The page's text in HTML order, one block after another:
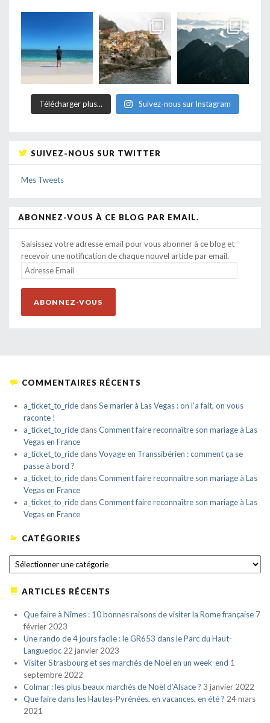
Télécharger plus... Suivez-nous sur Instagram
SUIVEZ-NOUS SUR TWITTER
Mes Tweets
ABONNEZ-VOUS À CE BLOG PAR EMAIL.
Saisissez votre adresse email pour vous abonner à ce blog et
recevoir une notification de chaque nouvel article par email.
ADRESSE
EMAIL
ABONNEZ-VOUS
COMMENTAIRES RÉCENTS
a_ticket_to_ridedansSe marier à Las Vegas : on l’a fait, on vous
raconte !
a_ticket_to_ridedansComment faire reconnaître son mariage à Las
Vegas en France
a_ticket_to_ridedansVoyage en Transsibérien : comment ça se
passe à bord ?
a_ticket_to_ridedansComment faire reconnaître son mariage à Las
Vegas en France
a_ticket_to_ridedansComment faire reconnaître son mariage à Las
Vegas en France
CATÉGORIES
CATÉGORIES
ARTICLES RÉCENTS
Que faire à Nîmes : 10 bonnes raisons de visiter la Rome française 7
février 2023
Une rando de 4 jours facile : le GR653 dans le Parc du Haut-
Languedoc 22 janvier 2023
Visiter Strasbourg et ses marchés de Noël en un week-end 1
septembre 2022
Colmar : les plus beaux marchés de Noël d’Alsace ? 3 janvier 2022
Que faire dans les Hautes-Pyrénées, en vacances, en été ? 24 mars
2021